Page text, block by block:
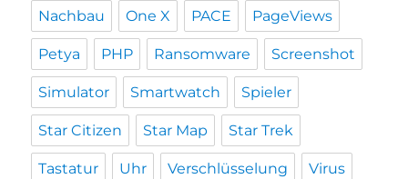
Nachbau One X PACE PageViews
Petya PHP Ransomware Screenshot
Simulator Smartwatch Spieler
Star Citizen Star Map Star Trek
Tastatur Uhr Verschlüsselung Virus